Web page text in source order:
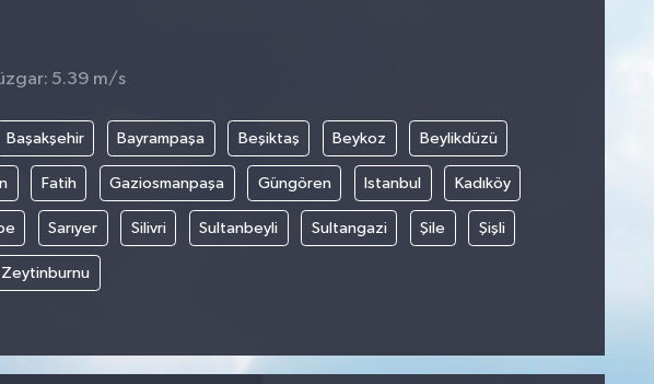
5.39 m/s
Başakşehir Bayrampaşa Beşiktaş Beykoz Beylikdüzü
Fatih Gaziosmanpaşa Güngören Istanbul Kadıköy
Sarıyer Silivri Sultanbeyli Sultangazi Şile Şişli
Zeytinburnu